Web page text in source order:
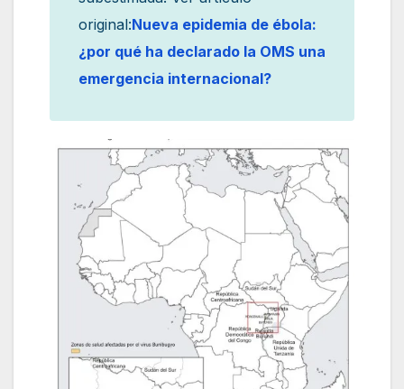
original:Nueva epidemia de ébola:
¿por qué ha declarado la OMS una
emergencia internacional?